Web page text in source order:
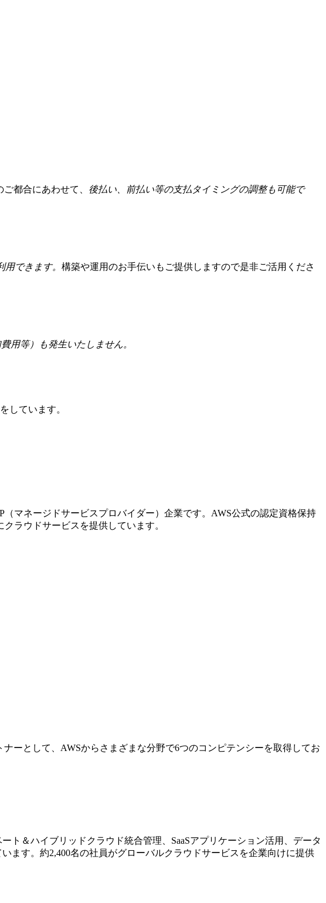
都合にあわせて、 後払い、前払い等の支払タイミングの調整も可能で
できます。 構築や運用のお手伝いもご提供しますので是非ご活用くださ
用等）も発生いたしません。
しています。
マネージドサービスプロバイダー）企業です。AWS公式の認定資格保持
ラウドサービスを提供しています。
ーとして、AWSからさまざまな分野で6つのコンピテンシーを取得してお
＆ハイブリッドクラウド統合管理、SaaSアプリケーション活用、データ
ます。約2,400名の社員がグローバルクラウドサービスを企業向けに提供